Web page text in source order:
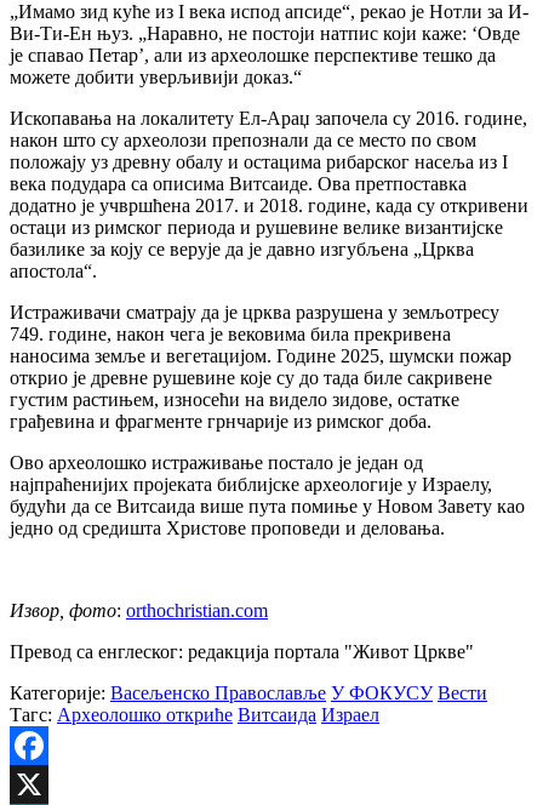
„Имамо зид куће из I века испод апсиде“, рекао је Нотли за И-
Ви-Ти-Ен њуз. „Наравно, не постоји натпис који каже: ‘Овде
је спавао Петар’, али из археолошке перспективе тешко да
можете добити уверљивији доказ.“
Ископавања на локалитету Ел-Араџ започела су 2016. године,
након што су археолози препознали да се место по свом
положају уз древну обалу и остацима рибарског насеља из I
века подудара са описима Витсаиде. Ова претпоставка
додатно је учвршћена 2017. и 2018. године, када су откривени
остаци из римског периода и рушевине велике византијске
базилике за коју се верује да је давно изгубљена „Црква
апостола“.
Истраживачи сматрају да је црква разрушена у земљотресу
749. године, након чега је вековима била прекривена
наносима земље и вегетацијом. Године 2025, шумски пожар
открио је древне рушевине које су до тада биле сакривене
густим растињем, износећи на видело зидове, остатке
грађевина и фрагменте грнчарије из римског доба.
Ово археолошко истраживање постало је један од
најпраћенијих пројеката библијске археологије у Израелу,
будући да се Витсаида више пута помиње у Новом Завету као
једно од средишта Христове проповеди и деловања.
Извор, фото: orthochristian.com
Превод са енглеског: редакција портала "Живот Цркве"
Категорије: Васељенско Православље У ФОКУСУ Вести
Тагс: Археолошко откриће Витсаида Израел
Facebook